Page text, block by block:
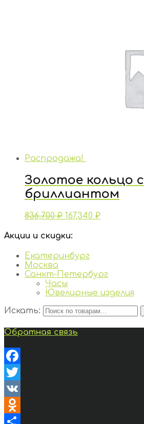
Распродажа!
Золотое кольцо с
бриллиантом
836,700₽ 167,340 ₽
Акции и скидки:
Екатеринбург
Москва
Санкт-Петербург
Часы
Ювелирные изделия
Искать:
Обратная связь
Facebook
Twitter
VK
Odnoklassniki